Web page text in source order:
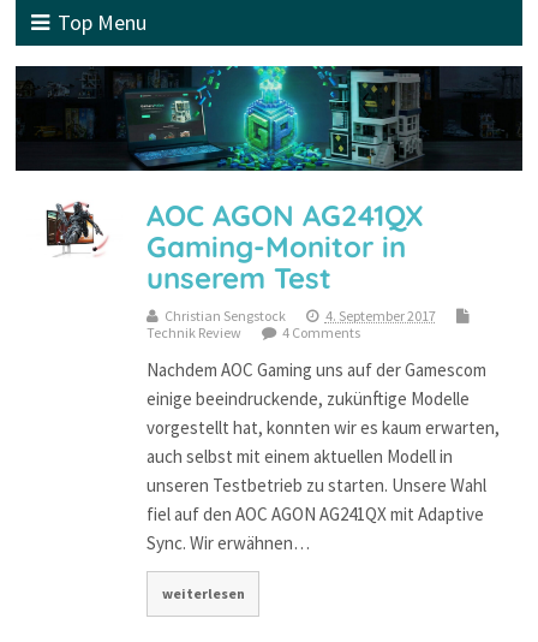
Top Menu
AOC AGON AG241QX
Gaming-Monitor in
unserem Test
Christian Sengstock
4. September 2017
Technik Review
4 Comments
Nachdem AOC Gaming uns auf der Gamescom
einige beeindruckende, zukünftige Modelle
vorgestellt hat, konnten wir es kaum erwarten,
auch selbst mit einem aktuellen Modell in
unseren Testbetrieb zu starten. Unsere Wahl
fiel auf den AOC AGON AG241QX mit Adaptive
Sync. Wir erwähnen…
weiterlesen